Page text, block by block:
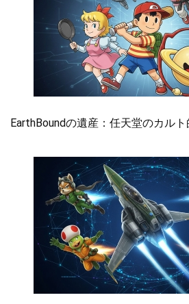
EarthBoundの遺産：任天堂のカルト